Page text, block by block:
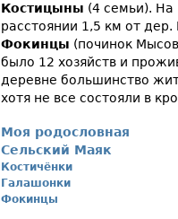
Костицыны (4 семьи).
расстоянии 1,5 км от
Фокинцы (починок
было 12 хозяйств и
деревне большинство
хотя не все состояли в
Моя родословная
Сельский Маяк
Костичёнки
Галашонки
Фокинцы